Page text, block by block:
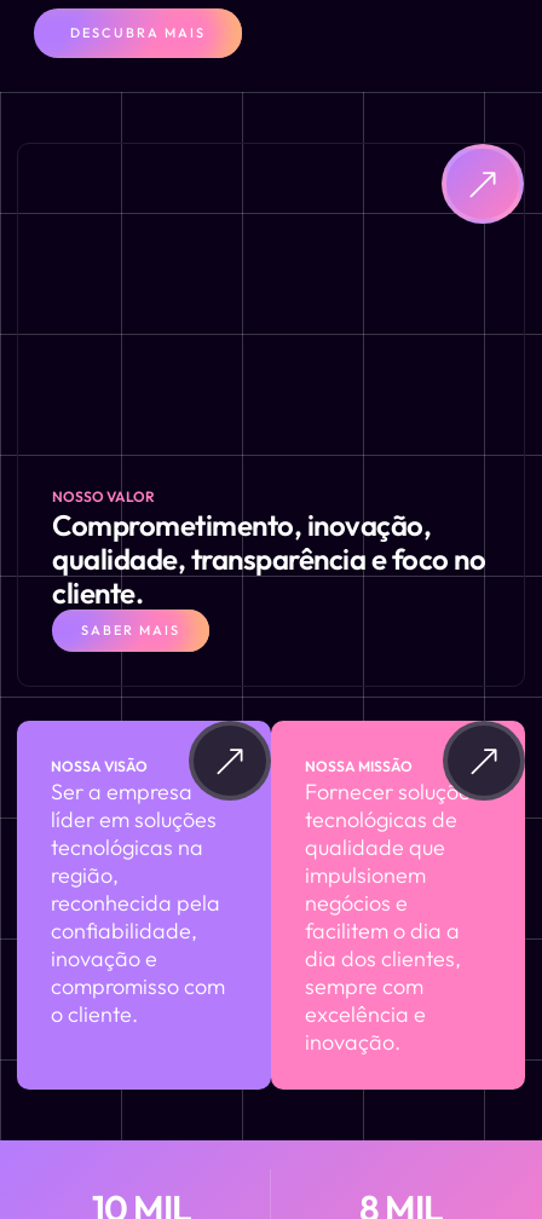
DESCUBRA MAIS
NOSSO VALOR
Comprometimento, inovação,
qualidade, transparência e foco no
cliente.
SABER MAIS
NOSSA VISÃO
Ser a empresa
líder em soluções
tecnológicas na
região,
reconhecida pela
confiabilidade,
inovação e
compromisso com
o cliente.
NOSSA MISSÃO
Fornecer soluções
tecnológicas de
qualidade que
impulsionem
negócios e
facilitem o dia a
dia dos clientes,
sempre com
excelência e
inovação.
10 MIL 8 MIL